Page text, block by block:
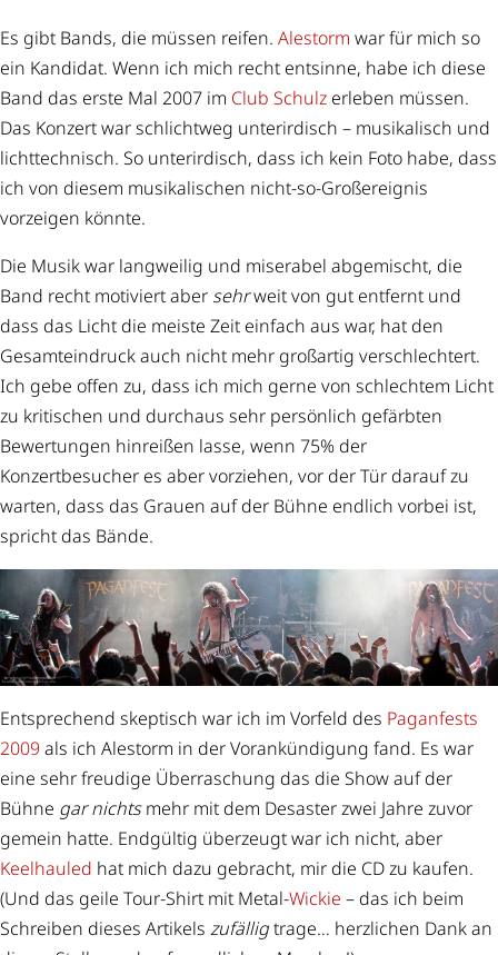
Es gibt Bands, die müssen reifen. Alestorm war für mich so
ein Kandidat. Wenn ich mich recht entsinne, habe ich diese
Band das erste Mal 2007 im Club Schulz erleben müssen.
Das Konzert war schlichtweg unterirdisch – musikalisch und
lichttechnisch. So unterirdisch, dass ich kein Foto habe, dass
ich von diesem musikalischen nicht-so-Großereignis
vorzeigen könnte.
Die Musik war langweilig und miserabel abgemischt, die
Band recht motiviert aber sehrweit von gut entfernt und
dass das Licht die meiste Zeit einfach aus war, hat den
Gesamteindruck auch nicht mehr großartig verschlechtert.
Ich gebe offen zu, dass ich mich gerne von schlechtem Licht
zu kritischen und durchaus sehr persönlich gefärbten
Bewertungen hinreißen lasse, wenn 75% der
Konzertbesucher es aber vorziehen, vor der Tür darauf zu
warten, dass das Grauen auf der Bühne endlich vorbei ist,
spricht das Bände.
Entsprechend skeptisch war ich im Vorfeld des Paganfests
2009als ich Alestorm in der Vorankündigung fand. Es war
eine sehr freudige Überraschung das die Show auf der
Bühne gar nichtsmehr mit dem Desaster zwei Jahre zuvor
gemein hatte. Endgültig überzeugt war ich nicht, aber
Keelhauled hat mich dazu gebracht, mir die CD zu kaufen.
(Und das geile Tour-Shirt mit Metal-Wickie – das ich beim
Schreiben dieses Artikels zufälligtrage… herzlichen Dank an